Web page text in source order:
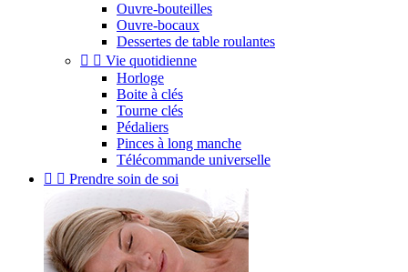
Ouvre-bouteilles
Ouvre-bocaux
Dessertes de table roulantes
  Vie quotidienne
Horloge
Boite à clés
Tourne clés
Pédaliers
Pinces à long manche
Télécommande universelle
  Prendre soin de soi